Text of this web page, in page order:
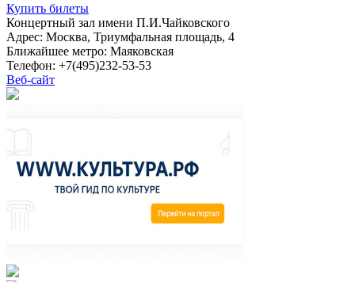
Купить билеты
Концертный зал имени П.И.Чайковского
Адрес: Москва, Триумфальная площадь, 4
Ближайшее метро: Маяковская
Телефон: +7(495)232-53-53
Веб-сайт